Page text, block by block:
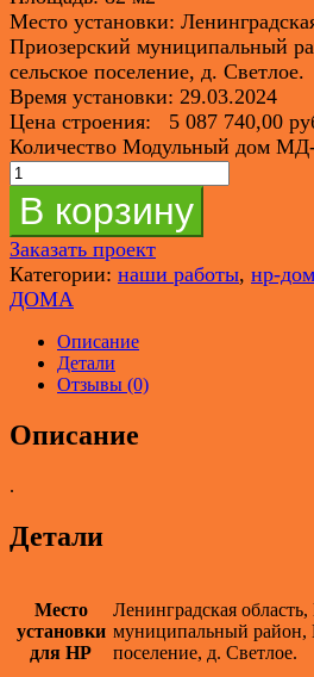
Место установки:
Приозерский муниципальный
сельское поселение, д. Светлое.
Время установки: 29.03.2024
Цена строения: 5 087 740,00
Количество Модульный дом
В корзину
Заказать проект
Категории: наши работы, нр-
ДОМА
Описание
Детали
Отзывы (0)
Описание
.
Детали
Место
установки
для НР
Ленинградская
муниципальный район,
поселение, д. Светлое.